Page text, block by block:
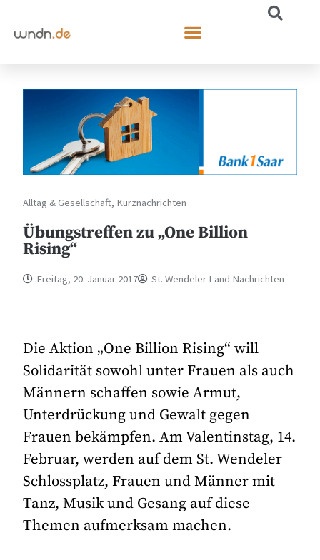
Alltag & Gesellschaft, Kurznachrichten
Übungstreffen zu „One Billion
Rising“
Freitag, 20. Januar 2017 St. Wendeler Land Nachrichten
Die Aktion „One Billion Rising“ will
Solidarität sowohl unter Frauen als auch
Männern schaffen sowie Armut,
Unterdrückung und Gewalt gegen
Frauen bekämpfen. Am Valentinstag, 14.
Februar, werden auf dem St. Wendeler
Schlossplatz, Frauen und Männer mit
Tanz, Musik und Gesang auf diese
Themen aufmerksam machen.